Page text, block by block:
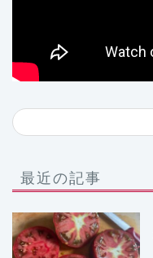
最近の記事